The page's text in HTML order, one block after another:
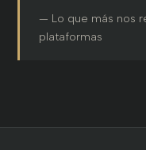
— Lo que más nos
plataformas